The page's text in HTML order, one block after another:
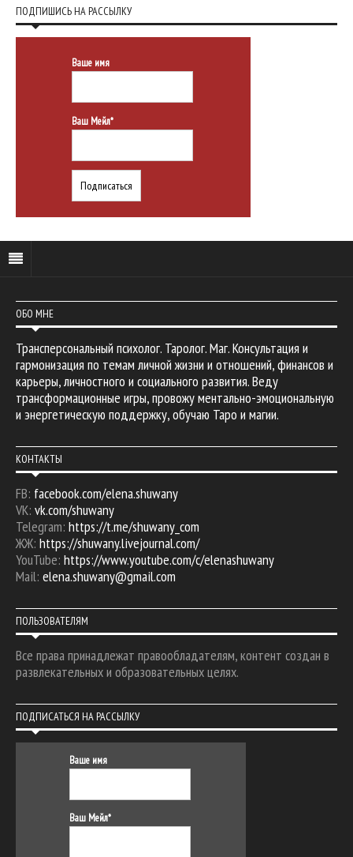
ПОДПИШИСЬ НА РАССЫЛКУ
Ваше имя
Ваш Мейл*
ОБО МНЕ
Трансперсональный психолог. Таролог. Маг. Консультация и
гармонизация по темам личной жизни и отношений, финансов и
карьеры, личностного и социального развития. Веду
трансформационные игры, провожу ментально-эмоциональную
и энергетическую поддержку, обучаю Таро и магии.
КОНТАКТЫ
FB: facebook.com/elena.shuwany
VK: vk.com/shuwany
Telegram: https://t.me/shuwany_com
ЖЖ: https://shuwany.livejournal.com/
YouTube: https://www.youtube.com/c/elenashuwany
Mail: elena.shuwany@gmail.com
ПОЛЬЗОВАТЕЛЯМ
Все права принадлежат правообладателям, контент создан в
развлекательных и образовательных целях.
ПОДПИСАТЬСЯ НА РАССЫЛКУ
Ваше имя
Ваш Мейл*